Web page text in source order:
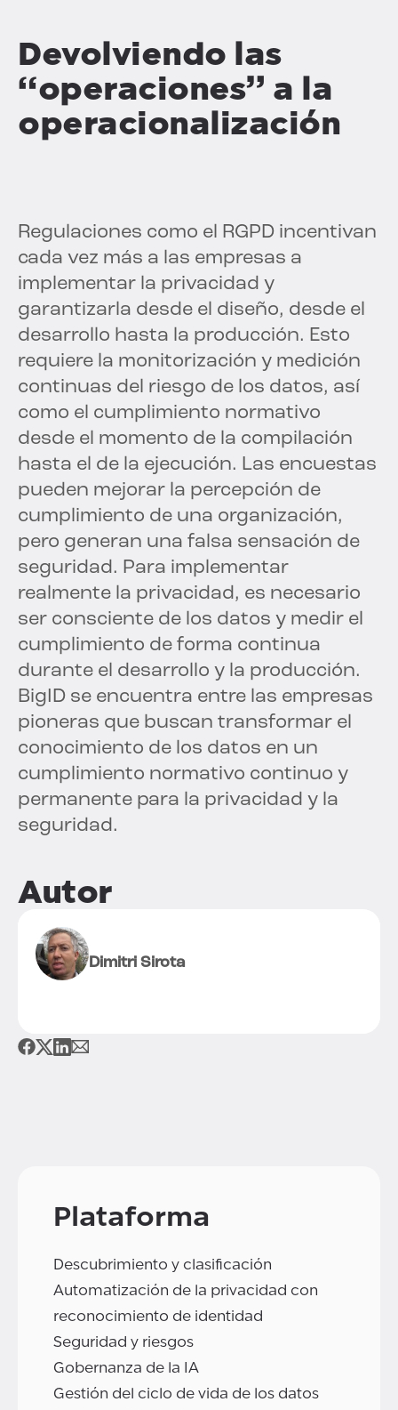
Devolviendo las
“operaciones” a la
operacionalización
Regulaciones como el RGPD incentivan
cada vez más a las empresas a
implementar la privacidad y
garantizarla desde el diseño, desde el
desarrollo hasta la producción. Esto
requiere la monitorización y medición
continuas del riesgo de los datos, así
como el cumplimiento normativo
desde el momento de la compilación
hasta el de la ejecución. Las encuestas
pueden mejorar la percepción de
cumplimiento de una organización,
pero generan una falsa sensación de
seguridad. Para implementar
realmente la privacidad, es necesario
ser consciente de los datos y medir el
cumplimiento de forma continua
durante el desarrollo y la producción.
BigID se encuentra entre las empresas
pioneras que buscan transformar el
conocimiento de los datos en un
cumplimiento normativo continuo y
permanente para la privacidad y la
seguridad.
Autor
Dimitri Sirota
Plataforma
Descubrimiento y clasificación
Automatización de la privacidad con
reconocimiento de identidad
Seguridad y riesgos
Gobernanza de la IA
Gestión del ciclo de vida de los datos